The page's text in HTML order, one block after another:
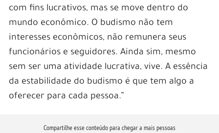
com fins lucrativos, mas se move dentro do
mundo econômico. O budismo não tem
interesses econômicos, não remunera seus
funcionários e seguidores. Ainda sim, mesmo
sem ser uma atividade lucrativa, vive. A essência
da estabilidade do budismo é que tem algo a
oferecer para cada pessoa.”
Compartilhe esse conteúdo para chegar a mais pessoas